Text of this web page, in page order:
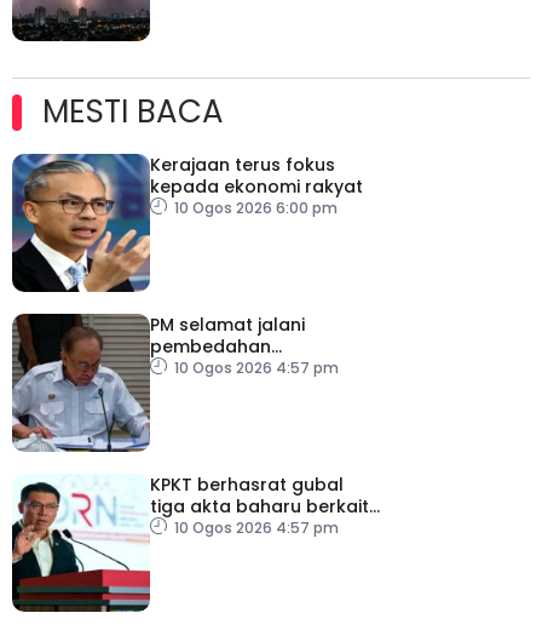
MESTI BACA
Kerajaan terus fokus
kepada ekonomi rakyat
10 Ogos 2026 6:00 pm
PM selamat jalani
pembedahan
laparoskopi rawat hernia
10 Ogos 2026 4:57 pm
KPKT berhasrat gubal
tiga akta baharu berkait
perumahan
10 Ogos 2026 4:57 pm